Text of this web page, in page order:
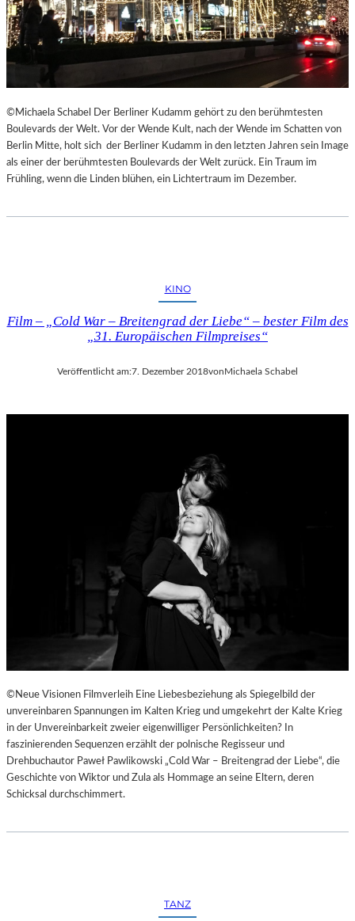
©Michaela Schabel Der Berliner Kudamm gehört zu den berühmtesten
Boulevards der Welt. Vor der Wende Kult, nach der Wende im Schatten von
Berlin Mitte, holt sich der Berliner Kudamm in den letzten Jahren sein Image
als einer der berühmtesten Boulevards der Welt zurück. Ein Traum im
Frühling, wenn die Linden blühen, ein Lichtertraum im Dezember.
KINO
Film – „Cold War – Breitengrad der Liebe“ – bester Film des
„31. Europäischen Filmpreises“
Veröffentlicht am:7. Dezember 2018vonMichaela Schabel
©Neue Visionen Filmverleih Eine Liebesbeziehung als Spiegelbild der
unvereinbaren Spannungen im Kalten Krieg und umgekehrt der Kalte Krieg
in der Unvereinbarkeit zweier eigenwilliger Persönlichkeiten? In
faszinierenden Sequenzen erzählt der polnische Regisseur und
Drehbuchautor Paweł Pawlikowski „Cold War – Breitengrad der Liebe“, die
Geschichte von Wiktor und Zula als Hommage an seine Eltern, deren
Schicksal durchschimmert.
TANZ